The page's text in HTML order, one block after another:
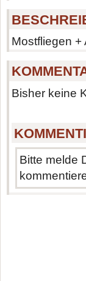
Mostfliegen +
Bisher keine
Bitte melde